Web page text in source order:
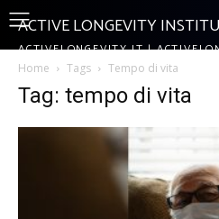
ACTIVE LONGEVITY
ACTIVELONGEVITY.IT |
Home Tags Tempo di vita
Tag: tempo di vita